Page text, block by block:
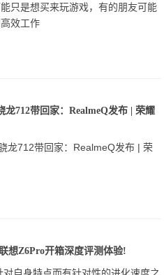
只是想买来玩游戏，有的朋友可能
效工作
龙712带回家：RealmeQ发布 | 荣耀
龙712带回家：RealmeQ发布 | 荣
想Z6Pro开箱深度评测体验!